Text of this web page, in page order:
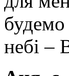
небі –